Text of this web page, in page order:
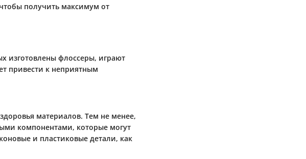
получить максимум от
изготовлены флоссеры, играют
привести к неприятным
материалов. Тем не менее,
компонентами, которые могут
и пластиковые детали, как